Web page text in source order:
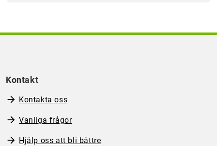
Kontakt
Kontakta oss
Vanliga frågor
Hjälp oss att bli bättre